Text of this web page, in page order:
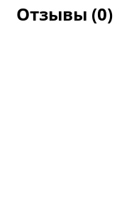
Отзывы (0)